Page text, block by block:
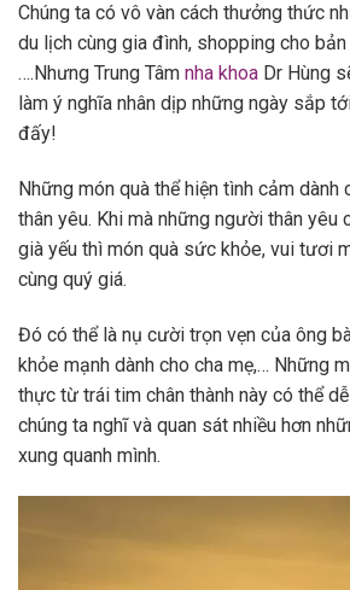
Chúng ta có vô vàn cách thưởng thức
du lịch cùng gia đình, shopping cho
….Nhưng Trung Tâm nha khoa Dr Hùng
làm ý nghĩa nhân dịp những ngày sắp
đấy!
Những món quà thể hiện tình cảm dành
thân yêu. Khi mà những người thân yêu
già yếu thì món quà sức khỏe, vui tươi
cùng quý giá.
Đó có thể là nụ cười trọn vẹn của ông
khỏe mạnh dành cho cha mẹ,… Những
thực từ trái tim chân thành này có thể
chúng ta nghĩ và quan sát nhiều hơn
xung quanh mình.